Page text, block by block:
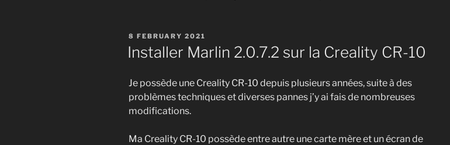
POSTED
ON
8 FEBRUARY 2021
Installer Marlin 2.0.7.2 sur la Creality CR-10
Je possède une Creality CR-10 depuis plusieurs années, suite à des
problèmes techniques et diverses pannes j’y ai fais de nombreuses
modifications.
Ma Creality CR-10 possède entre autre une carte mère et un écran de